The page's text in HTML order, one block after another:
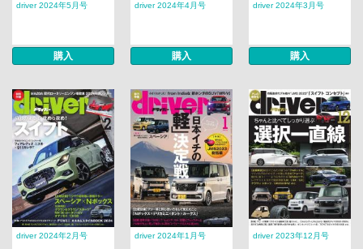
driver 2024年5月号
購入
driver 2024年4月号
購入
driver 2024年3月号
購入
driver 2024年2月号 driver 2024年1月号 driver 2023年12月号